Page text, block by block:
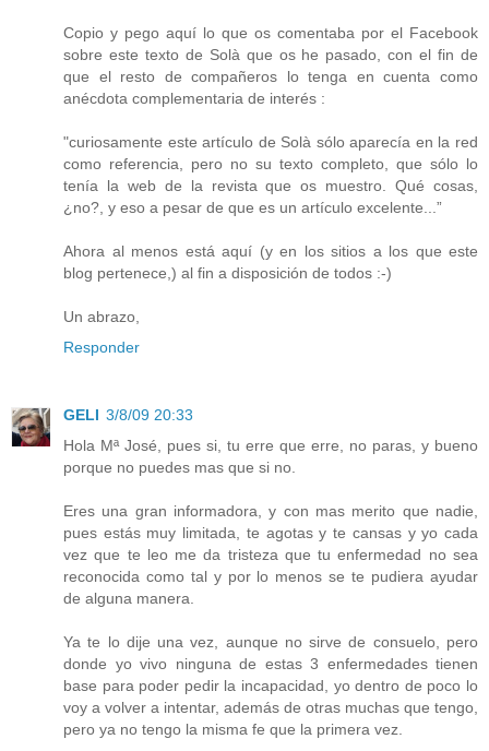
Copio y pego aquí lo que os comentaba por el Facebook
sobre este texto de Solà que os he pasado, con el fin de
que el resto de compañeros lo tenga en cuenta como
anécdota complementaria de interés :
"curiosamente este artículo de Solà sólo aparecía en la red
como referencia, pero no su texto completo, que sólo lo
tenía la web de la revista que os muestro. Qué cosas,
¿no?, y eso a pesar de que es un artículo excelente...”
Ahora al menos está aquí (y en los sitios a los que este
blog pertenece,) al fin a disposición de todos :-)
Un abrazo,
Responder
GELI 3/8/09 20:33
Hola Mª José, pues si, tu erre que erre, no paras, y bueno
porque no puedes mas que si no.
Eres una gran informadora, y con mas merito que nadie,
pues estás muy limitada, te agotas y te cansas y yo cada
vez que te leo me da tristeza que tu enfermedad no sea
reconocida como tal y por lo menos se te pudiera ayudar
de alguna manera.
Ya te lo dije una vez, aunque no sirve de consuelo, pero
donde yo vivo ninguna de estas 3 enfermedades tienen
base para poder pedir la incapacidad, yo dentro de poco lo
voy a volver a intentar, además de otras muchas que tengo,
pero ya no tengo la misma fe que la primera vez.